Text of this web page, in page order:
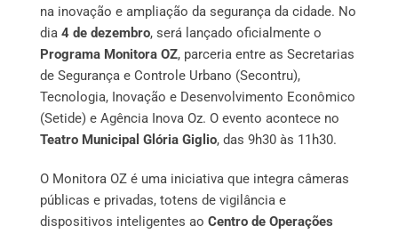
na inovação e ampliação da segurança da cidade. No
dia 4 de dezembro, será lançado oficialmente o
Programa Monitora OZ, parceria entre as Secretarias
de Segurança e Controle Urbano (Secontru),
Tecnologia, Inovação e Desenvolvimento Econômico
(Setide) e Agência Inova Oz. O evento acontece no
Teatro Municipal Glória Giglio, das 9h30 às 11h30.
O Monitora OZ é uma iniciativa que integra câmeras
públicas e privadas, totens de vigilância e
dispositivos inteligentes ao Centro de Operações